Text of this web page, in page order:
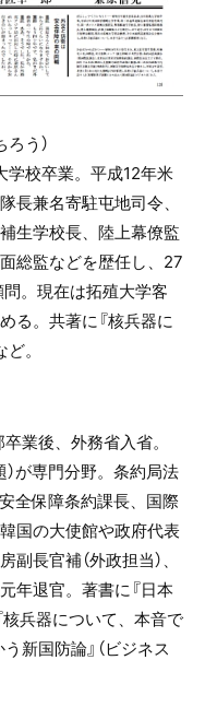
ろう）
学校卒業。平成12年米
長兼名寄駐屯地司令、
生学校長、陸上幕僚監
総監などを歴任し、 27
。現在は拓殖大学客
る。共著に『核兵器に
。
業後、外務省入省。
が専門分野。条約局法
全保障条約課長、国際
国の大使館や政府代表
長官補（外政担当）、
年退官。著書に『日本
核兵器について、本音で
新国防論』（ビジネス